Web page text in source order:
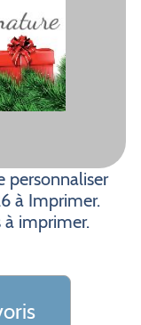
personnaliser
à Imprimer.
à imprimer.